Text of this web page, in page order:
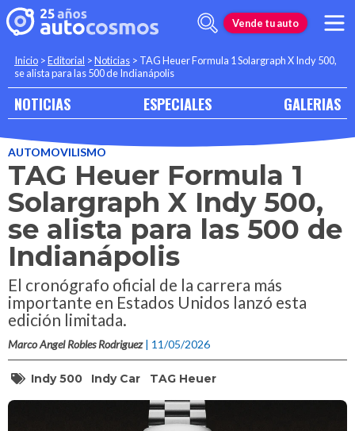
Vende tu auto
Inicio >Editorial >Noticias > TAG Heuer Formula 1 Solargraph X Indy 500,
se alista para las 500 de Indianápolis
NOTICIAS ESPECIALES GALERIAS
AUTOMOVILISMO
TAG Heuer Formula 1
Solargraph X Indy 500,
se alista para las 500 de
Indianápolis
El cronógrafo oficial de la carrera más
importante en Estados Unidos lanzó esta
edición limitada.
Marco Angel Robles Rodriguez | 11/05/2026
Indy 500 Indy Car TAG Heuer